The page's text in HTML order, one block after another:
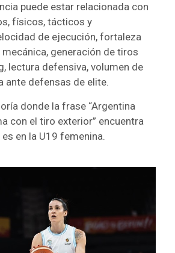
puede estar relacionada con
físicos, tácticos y
de ejecución, fortaleza
generación de tiros
lectura defensiva, volumen de
ante defensas de elite.
donde la frase “Argentina
con el tiro exterior” encuentra
en la U19 femenina.